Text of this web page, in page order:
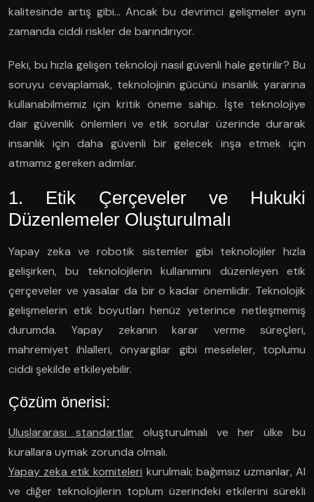
kalitesinde artış gibi… Ancak bu devrimci gelişmeler aynı
zamanda ciddi riskler de barındırıyor.
Peki, bu hızla gelişen teknoloji nasıl güvenli hale getirilir? Bu
soruyu cevaplamak, teknolojinin gücünü insanlık yararına
kullanabilmemiz için kritik öneme sahip. İşte teknolojiye
dair güvenlik önlemleri ve etik sorular üzerinde durarak
insanlık için daha güvenli bir gelecek inşa etmek için
atmamız gereken adımlar.
1. Etik Çerçeveler ve Hukuki
Düzenlemeler Oluşturulmalı
Yapay zeka ve robotik sistemler gibi teknolojiler hızla
gelişirken, bu teknolojilerin kullanımını düzenleyen etik
çerçeveler ve yasalar da bir o kadar önemlidir. Teknolojik
gelişmelerin etik boyutları henüz yeterince netleşmemiş
durumda. Yapay zekanın karar verme süreçleri,
mahremiyet ihlalleri, önyargılar gibi meseleler, toplumu
ciddi şekilde etkileyebilir.
Çözüm önerisi:
Uluslararası standartlar oluşturulmalı ve her ülke bu
kurallara uymak zorunda olmalı.
Yapay zeka etik komiteleri kurulmalı; bağımsız uzmanlar, AI
ve diğer teknolojilerin toplum üzerindeki etkilerini sürekli